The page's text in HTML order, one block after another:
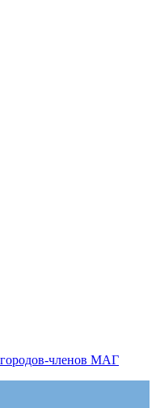
членов МАГ